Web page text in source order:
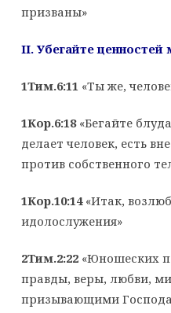
призваны»
II. Убегайте ценностей
1Тим.6:11 «Ты же,
1Кор.6:18«Бегайте
делает человек, есть
против собственного
1Кор.10:14«Итак,
идолослужения»
2Тим.2:22«Юношеских
правды, веры, любви,
призывающими Господа